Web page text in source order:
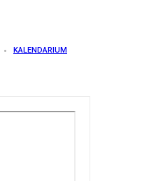
KALENDARIUM